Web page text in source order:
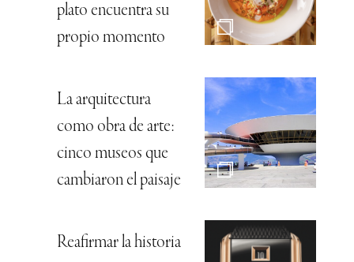
plato encuentra su
propio momento
La arquitectura
como obra de arte:
cinco museos que
cambiaron el paisaje
Reafirmar la historia